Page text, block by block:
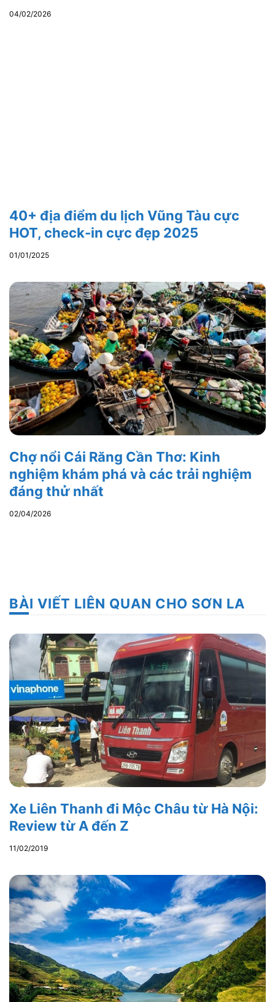
04/02/2026
40+ địa điểm du lịch Vũng Tàu cực
HOT, check-in cực đẹp 2025
01/01/2025
Chợ nổi Cái Răng Cần Thơ: Kinh
nghiệm khám phá và các trải nghiệm
đáng thử nhất
02/04/2026
BÀI VIẾT LIÊN QUAN CHO SƠN LA
Xe Liên Thanh đi Mộc Châu từ Hà Nội:
Review từ A đến Z
11/02/2019